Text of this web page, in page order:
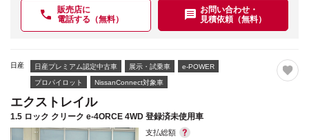
販売店に
電話する（無料）
お問い合わせ・
見積依頼（無料）
日産 日産プレミアム認定中古車 展示・試乗車 e-POWER
プロパイロット NissanConnect対象車
エクストレイル
1.5 ロック クリーク e-4ORCE 4WD 登録済未使用車
支払総額